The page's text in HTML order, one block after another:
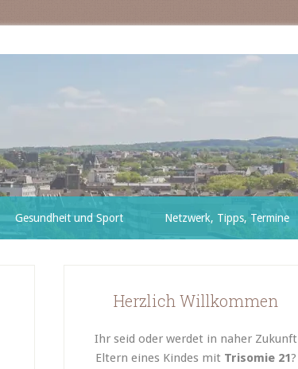
Gesundheit und Sport Netzwerk, Tipps, Termine
Herzlich Willkommen
Ihr seid oder werdet in naher Zukunft
Eltern eines Kindes mit Trisomie 21?